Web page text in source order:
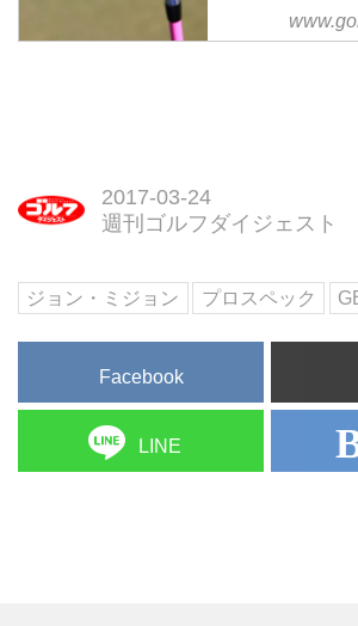
2017年開幕戦
ンジュ。4日間
2017-03-24
週刊ゴルフダイジェスト
ジョン・ミジョン プロスペック
Facebook
LINE